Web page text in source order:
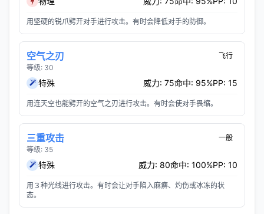
用坚硬的锐爪劈开对手进行攻击。有时会降低对手的防御。
空气之刃
等级: 30
飞行
特殊 威力: 75命中: 95%PP: 15
用连天空也能劈开的空气之刃进行攻击。有时会使对手畏缩。
三重攻击
等级: 35
一般
特殊 威力: 80命中: 100%PP: 10
用３种光线进行攻击。有时会让对手陷入麻痹、灼伤或冰冻的状
态。